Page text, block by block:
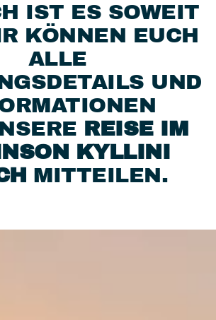
IST ES SOWEIT
KÖNNEN EUCH
ALLE
UND
REISE IM
KYLLINI
MITTEILEN.